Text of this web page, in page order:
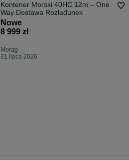
Kontener Morski 40HC 12m – One
Way Dostawa Rozładunek
Nowe
8 999 zł
Morąg
31 lipca 2026